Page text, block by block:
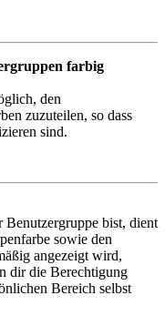
farbig
den
zuzuteilen, so dass
sind.
bist, dient
sowie den
angezeigt wird,
dir die Berechtigung
Bereich selbst